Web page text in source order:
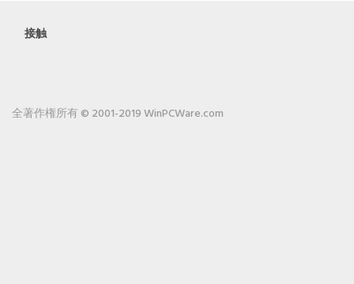
接触
全著作権所有 © 2001-2019 WinPCWare.com